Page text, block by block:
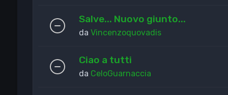
Salve... Nuovo giunto...
da Vincenzoquovadis
Ciao a tutti
da CeloGuarnaccia